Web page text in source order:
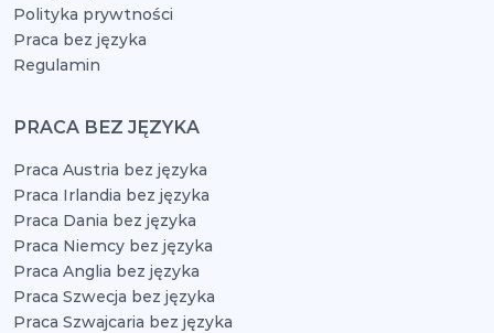
Polityka prywtności
Praca bez języka
Regulamin
PRACA BEZ JĘZYKA
Praca Austria bez języka
Praca Irlandia bez języka
Praca Dania bez języka
Praca Niemcy bez języka
Praca Anglia bez języka
Praca Szwecja bez języka
Praca Szwajcaria bez języka